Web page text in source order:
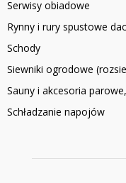
Serwisy obiadowe
Rynny i rury spustowe
Schody
Siewniki ogrodowe
Sauny i akcesoria
Schładzanie napojów